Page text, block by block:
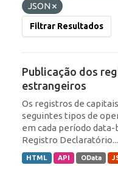
JSON
Filtrar Resultados
Publicação dos
estrangeiros
Os registros de
seguintes tipos de
em cada período
Registro Declaratório...
HTML API OData